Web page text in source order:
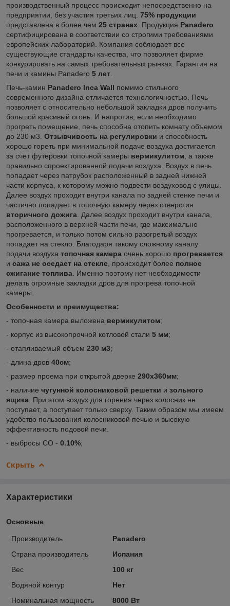
производственный процесс происходит непосредственно на
предприятии, без участия третьих лиц. 75% продукции
представлена в более чем 25 странах . Продукция Panadero
сертифицирована в соответствии со строгими требованиями
европейских лабораторий. Компания соблюдает все
существующие стандарты качества, что позволяет фирме
конкурировать на самых требовательных рынках. Гарантия на
печи и камины Panadero 5 лет
Печь-камин Panadero Inca Wall помимо стильного
современного дизайна отличается технологичностью. Печь
позволяет с относительно небольшой закладки дров получить
большой красивый огонь. И напротив, если необходимо
прогреть помещение, печь способна отопить комнату объемом
до 230 м3. Отзывчивость на регулировки и способность
хорошо гореть при минимальной подаче воздуха достигается
за счет футеровки топочной камеры вермикулитом , а также
правильно спроектированной подачи воздуха. Воздух в печь
попадает через патрубок расположенный в задней нижней
части корпуса, к которому можно подвести воздуховод с улицы.
Далее воздух проходит внутри канала по задней стенке печи и
частично попадает в топочную камеру через отверстия
вторичного дожига . Далее воздух проходит внутри канала,
расположенного в верхней части печи, где максимально
прогревается, и только потом сильно разогретый воздух
попадает на стекло. Благодаря такому сложному каналу
подачи воздуха топочная камера очень хорошо прогревается
и сажа не оседает на стекле , происходит более полное
сжигание топлива . Именно поэтому нет необходимости
делать огромные закладки дров для прогрева топочной
камеры.
Особенности и преимущества:
- топочная камера выложена вермикулитом;
- корпус из высокопрочной котловой стали 5 мм;
- отапливаемый объем 230 м3;
- длина дров 40см;
- размер проема при открытой дверке 290х360мм;
- наличие чугунной колосниковой решетки и зольного
ящика . При этом воздух для горения через колосник не
поступает, а поступает только сверху. Таким образом мы имеем
удобство пользования колосниковой печью и высокую
эффективность подовой печи.
- выбросы CO - 0.10%;
Скрыть
Характеристики
Основные
Производитель
Panadero
Страна производитель
Испания
Вес
100 кг
Водяной контур
Нет
Номинальная мощность
8000 Вт